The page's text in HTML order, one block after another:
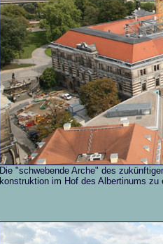
Die "schwebende Arche" des
konstruktion im Hof des Albertinums zu